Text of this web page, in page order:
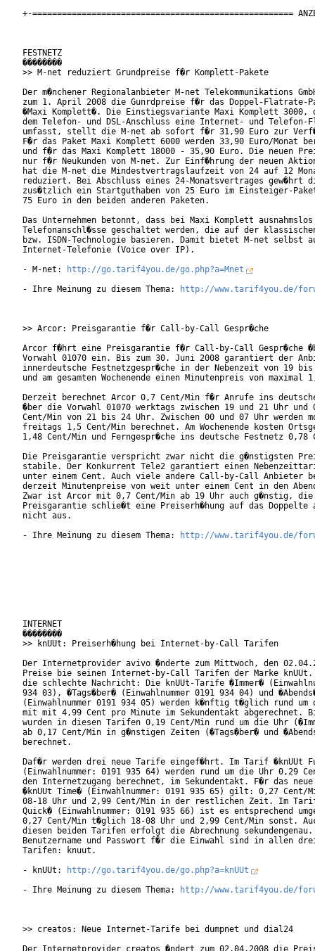
+-=====================================================
FESTNETZ
��������
>> M-net reduziert Grundpreise f�r Komplett-Pakete
Der m�nchener Regionalanbieter M-net Telekommunikations
zum 1. April 2008 die Gunrdpreise f�r das Doppel-Flatrate-
�Maxi Komplett�. Die Einstiegsvariante Maxi Komplett 3000,
dem Telefon- und DSL-Anschluss eine Internet- und Telefon-
umfasst, stellt die M-net ab sofort f�r 31,90 Euro zur
F�r das Paket Maxi Komplett 6000 werden 33,90 Euro/Monat
und f�r das Maxi Komplett 18000 - 35,90 Euro. Die neuen
nur f�r Neukunden von M-net. Zur Einf�hrung der neuen
hat die M-net die Mindestvertragslaufzeit von 24 auf 12
reduziert. Bei Abschluss eines 24-Monatsvertrages gew�hrt
zus�tzlich ein Startguthaben von 25 Euro im Einsteiger-
75 Euro in den beiden anderen Paketen.
Das Unternehmen betonnt, dass bei Maxi Komplett ausnahmslos
Telefonanschl�sse geschaltet werden, die auf der
bzw. ISDN-Technologie basieren. Damit bietet M-net selbst
Internet-Telefonie (Voice over IP).
- M-net:
http://go.tarif4you.de/go.php?a=Mnet
- Ihre Meinung zu diesem Thema:
http://www.tarif4you.de/
>> Arcor: Preisgarantie f�r Call-by-Call Gespr�che
Arcor f�hrt eine Preisgarantie f�r Call-by-Call Gespr�che
Vorwahl 01070 ein. Bis zum 30. Juni 2008 garantiert der
innerdeutsche Festnetzgespr�che in der Nebenzeit von 19 bis
und am gesamten Wochenende einen Minutenpreis von maximal
Derzeit berechnet Arcor 0,7 Cent/Min f�r Anrufe ins
�ber die Vorwahl 01070 werktags zwischen 19 und 21 Uhr und
Cent/Min von 21 bis 24 Uhr. Zwischen 00 und 07 Uhr werden
freitags 1,5 Cent/Min berechnet. Am Wochenende kosten
1,48 Cent/Min und Ferngespr�che ins deutsche Festnetz 0,78
Die Preisgarantie verspricht zwar nicht die g�nstigsten
stabile. Der Konkurrent Tele2 garantiert einen
unter einem Cent. Auch viele andere Call-by-Call Anbieter
derzeit Minutenpreise von weit unter einem Cent in den
Zwar ist Arcor mit 0,7 Cent/Min ab 19 Uhr auch g�nstig, die
Preisgarantie schlie�t eine Preiserh�hung auf das Doppelte
nicht aus.
- Ihre Meinung zu diesem Thema:
http://www.tarif4you.de/
INTERNET
��������
>> knUUt: Preiserh�hung bei Internet-by-Call Tarifen
Der Internetprovider avivo �nderte zum Mittwoch, den
Preise bie seinen Internet-by-Call Tarifen der Marke
die schlechte Nachricht: Die knUUt-Tarife �Immer�
934 03), �Tags�ber� (Einwahlnummer 0191 934 04) und
(Einwahlnummer 0191 934 05) werden k�nftig t�glich rund um
mit mit 4,99 Cent pro Minute im Sekundentakt abgerechnet.
wurden in diesen Tarifen 0,19 Cent/Min rund um die Uhr
ab 0,17 Cent/Min in g�nstigen Zeiten (�Tags�ber� und
berechnet.
Daf�r werden drei neue Tarife eingef�hrt. Im Tarif �knUUt
(Einwahlnummer: 0191 935 64) werden rund um die Uhr 0,29
den Internetzugang berechnet, im Sekundentakt. F�r das
�knUUt Time� (Einwahlnummer: 0191 935 65) gilt: 0,27 Cent/
08-18 Uhr und 2,99 Cent/Min in der restlichen Zeit. Im Tarif
Quick� (Einwahlnummer: 0191 935 66) ist es entsprechend
0,27 Cent/Min t�glich 18-08 Uhr und 2,99 Cent/Min sonst.
diesen beiden Tarifen erfolgt die Abrechnung sekundengenau.
Benutzername und Passwort f�r die Einwahl sind in allen
Tarifen: knuut.
- knUUt:
http://go.tarif4you.de/go.php?a=knUUt
- Ihre Meinung zu diesem Thema:
http://www.tarif4you.de/
>> creatos: Neue Internet-Tarife bei dumpnet und dial24
Der Internetprovider creatos �ndert zum 02.04.2008 die